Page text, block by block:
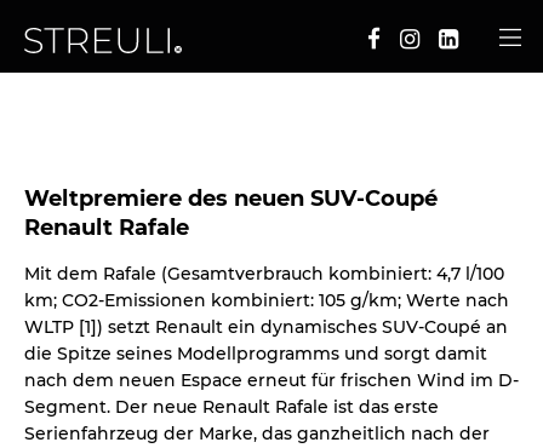
Weltpremiere des neuen SUV-Coupé
Renault Rafale
Mit dem Rafale (Gesamtverbrauch kombiniert: 4,7 l/100
km; CO2-Emissionen kombiniert: 105 g/km; Werte nach
WLTP [1]) setzt Renault ein dynamisches SUV-Coupé an
die Spitze seines Modellprogramms und sorgt damit
nach dem neuen Espace erneut für frischen Wind im D-
Segment. Der neue Renault Rafale ist das erste
Serienfahrzeug der Marke, das ganzheitlich nach der